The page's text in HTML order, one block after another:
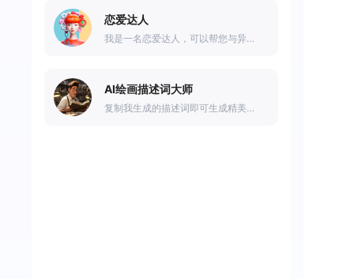
恋爱达人
我是一名恋爱达人，可以帮您与异性聊天。
AI绘画描述词大师
复制我生成的描述词即可生成精美图片